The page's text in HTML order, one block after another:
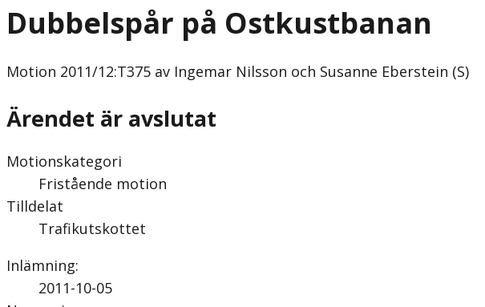
Dubbelspår på Ostkustbanan
Motion 2011/12:T375 av Ingemar Nilsson och Susanne Eberstein (S)
Ärendet är avslutat
Motionskategori
Fristående motion
Tilldelat
Trafikutskottet
Inlämning:
2011-10-05